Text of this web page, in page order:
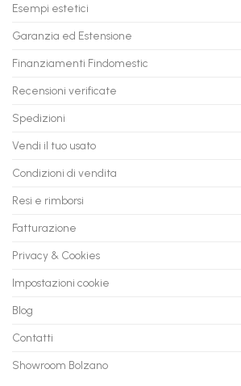
anche
a
in
con
Esempi estetici
Garanzia ed Estensione
Finanziamenti Findomestic
Recensioni verificate
Spedizioni
Vendi il tuo usato
Condizioni di vendita
Resi e rimborsi
Fatturazione
Privacy & Cookies
Impostazioni cookie
Blog
Contatti
Showroom Bolzano